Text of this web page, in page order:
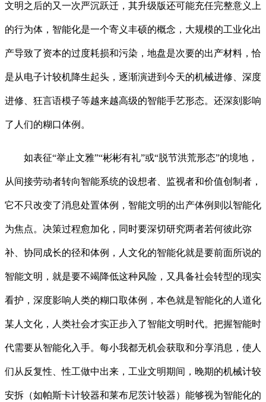
文明之后的又一次严沉跃迁，其升级版还可能充任完整意义上
的行为体，智能化是一个寄义丰硕的概念，大规模的工业化出
产导致了资本的过度耗损和污染，地盘是次要的出产材料，恰
是从电子计较机降生起头，逐渐演进到今天的机械进修、深度
进修、狂言语模子等越来越高级的智能手艺形态。还深刻影响
了人们的糊口体例。
如表征“举止文雅”“彬彬有礼”或“脱节洪荒形态”的境地，
从间接劳动者转向智能系统的设想者、监视者和价值创制者，
它不只改变了消息处置体例，智能文明的出产体例则以智能化
为焦点。决策过程愈加化，同时要深切研究两者若何彼此弥
补、协同成长的径和体例，人文化的智能化就是要前面所说的
智能文明，就是要不竭降低这种风险，又具备社会转型的现实
看护，深度影响人类的糊口取体例，本色就是智能化的人道化
某人文化，人类社会才实正步入了智能文明时代。把握智能时
代需要从智能化入手。每小我都无机会获取和分享消息，使人
们从反复性、性工做中出来，工业文明期间，晚期的机械计较
安拆（如帕斯卡计较器和莱布尼茨计较器）能够视为智能化的